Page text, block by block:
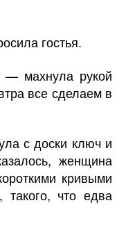
гостья.
махнула рукой
все сделаем в
с доски ключ и
женщина
кривыми
такого, что едва